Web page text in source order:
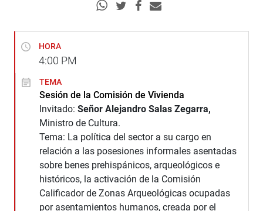
HORA
4:00 PM
TEMA
Sesión de la Comisión de Vivienda
Invitado: Señor Alejandro Salas Zegarra,
Ministro de Cultura.
Tema: La política del sector a su cargo en
relación a las posesiones informales asentadas
sobre benes prehispánicos, arqueológicos e
históricos, la activación de la Comisión
Calificador de Zonas Arqueológicas ocupadas
por asentamientos humanos, creada por el